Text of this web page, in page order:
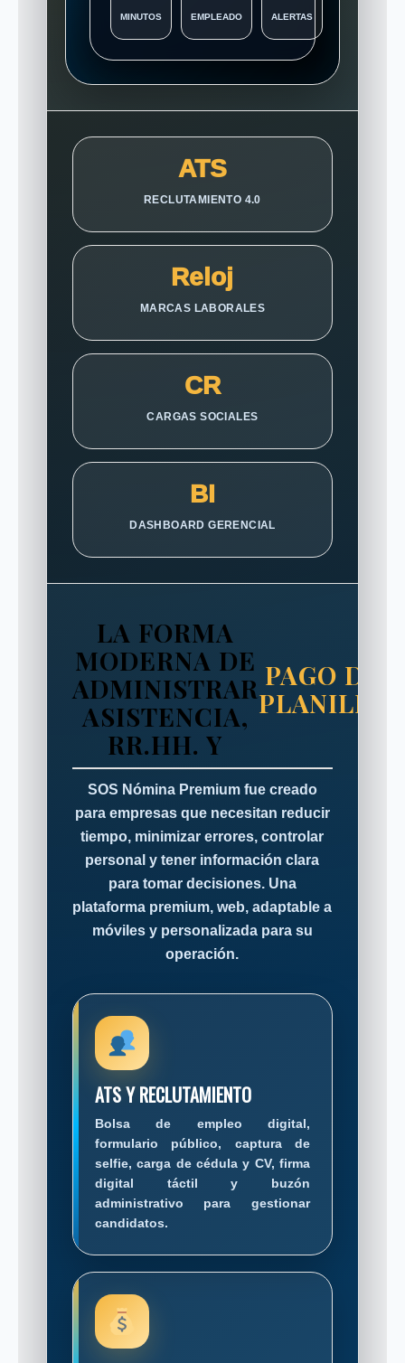
MINUTOS EMPLEADO ALERTAS
ATS
RECLUTAMIENTO 4.0
Reloj
MARCAS LABORALES
CR
CARGAS SOCIALES
BI
DASHBOARD GERENCIAL
LA FORMA
MODERNA DE
ADMINISTRAR
ASISTENCIA,
RR.HH. Y
PAGO DE
PLANILLA
SOS Nómina Premium fue creado
para empresas que necesitan reducir
tiempo, minimizar errores, controlar
personal y tener información clara
para tomar decisiones. Una
plataforma premium, web, adaptable a
móviles y personalizada para su
operación.
ATS Y RECLUTAMIENTO
Bolsa de empleo digital,
formulario público, captura de
selfie, carga de cédula y CV, firma
digital táctil y buzón
administrativo para gestionar
candidatos.